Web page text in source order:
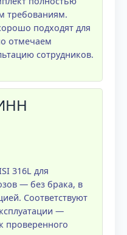
требованиям.
подходят для
отмечаем
сотрудников.
316L для
— без брака, в
Соответствуют
—
проверенного